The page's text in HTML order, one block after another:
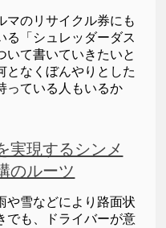
マのリサイクル券にも
る「シュレッダーダス
いて書いていきたいと
となくぼんやりとした
っている人もいるか
実現するシンメ
のルーツ
や雪などにより路面状
でも、ドライバーが意